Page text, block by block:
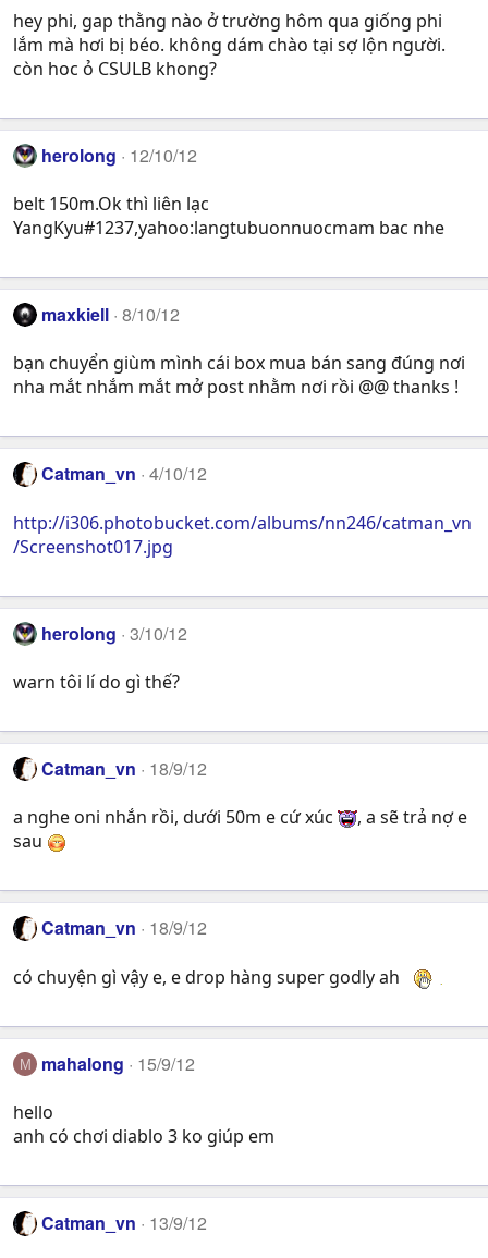
hey phi, gap thằng nào ở trường hôm qua giống phi
lắm mà hơi bị béo. không dám chào tại sợ lộn người.
còn hoc ỏ CSULB khong?
herolong 12/10/12
belt 150m.Ok thì liên lạc
YangKyu#1237,yahoo:langtubuonnuocmam bac nhe
maxkiell 8/10/12
bạn chuyển giùm mình cái box mua bán sang đúng nơi
nha mắt nhắm mắt mở post nhằm nơi rồi @@ thanks !
Catman_vn 4/10/12
http://i306.photobucket.com/albums/nn246/catman_vn
/Screenshot017.jpg
herolong 3/10/12
warn tôi lí do gì thế?
Catman_vn 18/9/12
a nghe oni nhắn rồi, dưới 50m e cứ xúc
, a sẽ trả nợ e
sau
Catman_vn 18/9/12
có chuyện gì vậy e, e drop hàng super godly ah
M mahalong 15/9/12
hello
anh có chơi diablo 3 ko giúp em
Catman_vn 13/9/12